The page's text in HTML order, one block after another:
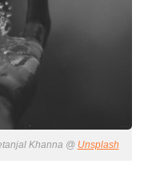
Khanna @ Unsplash